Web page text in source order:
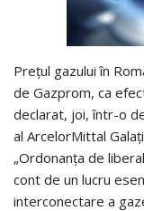
Prețul gazului în
de Gazprom, ca
declarat, joi, într-o
al ArcelorMittal
„Ordonanța de
cont de un lucru
interconectare a